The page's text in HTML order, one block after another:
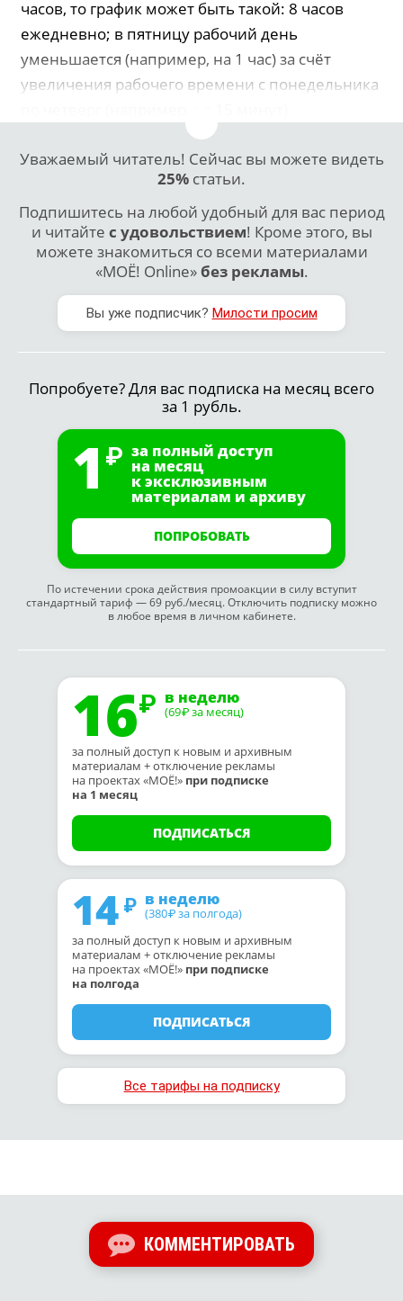
часов, то график может быть такой: 8 часов
ежедневно; в пятницу рабочий день
уменьшается (например, на 1 час) за счёт
увеличения рабочего времени с понедельника
Уважаемый читатель! Сейчас вы можете видеть
25% статьи.
Подпишитесь на любой удобный для вас период
и читайте с удовольствием! Кроме этого, вы
можете знакомиться со всеми материалами
«МОЁ! Online»без рекламы.
Вы уже подписчик? Милости просим
Попробуете? Для вас подписка на месяц всего
за 1 рубль.
1 за полный доступ
на месяц
к эксклюзивным
материалам и архиву
ПОПРОБОВАТЬ
По истечении срока действия промоакции в силу вступит
стандартный тариф — 69 руб./месяц. Отключить подписку можно
в любое время в личном кабинете.
16 в неделю
(69₽ за месяц)
за полный доступ к новым и архивным
материалам + отключение рекламы
на проектах «МОЁ!» при подписке
на 1 месяц
ПОДПИСАТЬСЯ
14 в неделю
(380₽ за полгода)
за полный доступ к новым и архивным
материалам + отключение рекламы
на проектах «МОЁ!» при подписке
на полгода
ПОДПИСАТЬСЯ
Все тарифы на подписку
КОММЕНТИРОВАТЬ